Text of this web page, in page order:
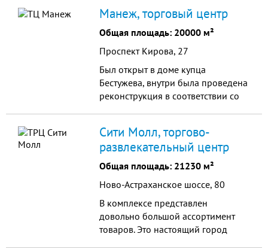
stop shopping.
Манеж, торговый центр
Общая площадь: 20000 м²
Проспект Кирова, 27
Был открыт в доме купца
Бестужева, внутри была проведена
реконструкция в соответствии со
архитектурный фасад. Здание
сумело сохранить свой стиль и
сегодня является символов города
включает в себя более
шестидесяти торговых операторов
обуви, одежды, белья и
аксессуаров, сувениров и
Сити Молл, торгово-
развлекательный центр
Общая площадь: 21230 м²
Ново-Астраханское шоссе, 80
В комплексе представлен
довольно большой ассортимент
товаров. Это настоящий город